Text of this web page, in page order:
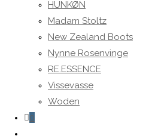
HUNKØN
Madam Stoltz
New Zealand Boots
Nynne Rosenvinge
RE.ESSENCE
Vissevasse
Woden
0